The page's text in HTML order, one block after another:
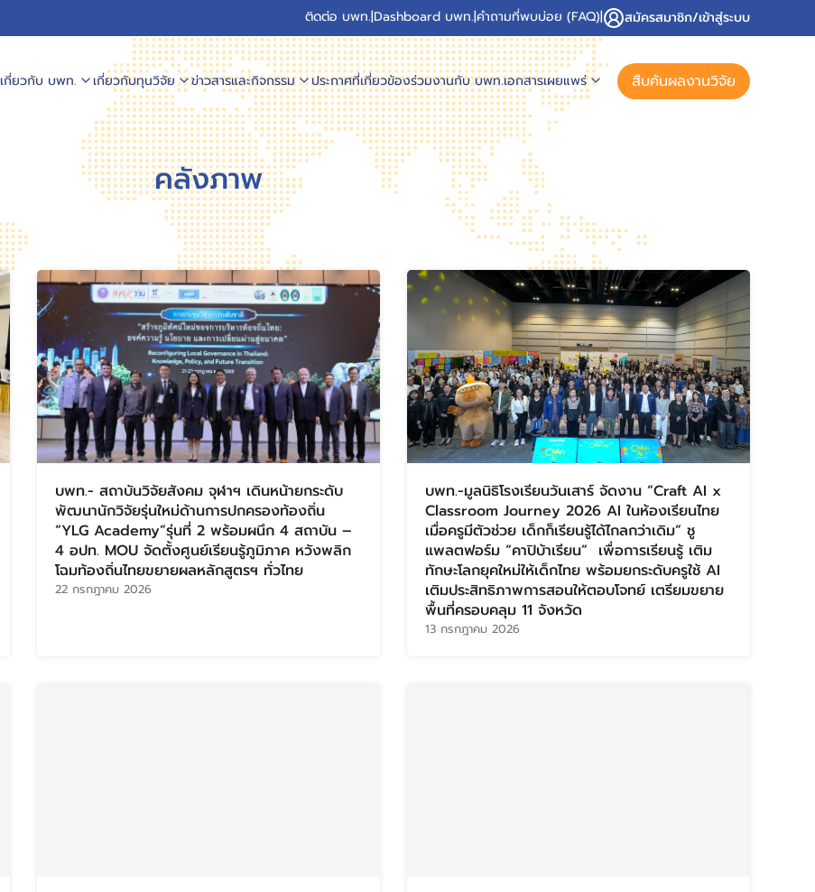
ติดต่อ บพท.|Dashboard บพท.|คำถามที่พบบ่อย (FAQ)| สมัครสมาชิก/เข้าสู่ระบบ
เกี่ยวกับ บพท. เกี่ยวกับทุนวิจัย ข่าวสารและกิจกรรม ประกาศที่เกี่ยวข้องร่วมงานกับ บพท.เอกสารเผยแพร่ สืบค้นผลงานวิจัย
คลังภาพ
บพท.- สถาบันวิจัยสังคม จุฬาฯ เดินหน้ายกระดับ
พัฒนานักวิจัยรุ่นใหม่ด้านการปกครองท้องถิ่น
“YLG Academy”รุ่นที่ 2 พร้อมผนึก 4 สถาบัน –
4 อปท. MOU จัดตั้งศูนย์เรียนรู้ภูมิภาค หวังพลิก
โฉมท้องถิ่นไทยขยายผลหลักสูตรฯ ทั่วไทย
22 กรกฎาคม 2026
บพท.-มูลนิธิโรงเรียนวันเสาร์ จัดงาน “Craft AI x
Classroom Journey 2026 AI ในห้องเรียนไทย
เมื่อครูมีตัวช่วย เด็กก็เรียนรู้ได้ไกลกว่าเดิม” ชู
แพลตฟอร์ม “คาปิบ้าเรียน” เพื่อการเรียนรู้ เติม
ทักษะโลกยุคใหม่ให้เด็กไทย พร้อมยกระดับครูใช้ AI
เติมประสิทธิภาพการสอนให้ตอบโจทย์ เตรียมขยาย
พื้นที่ครอบคลุม 11 จังหวัด
13 กรกฎาคม 2026